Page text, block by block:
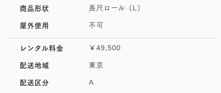
商品形状 長尺ロール（L）
屋外使用 不可
レンタル料金 ￥49,500
配送地域 東京
配送区分 A